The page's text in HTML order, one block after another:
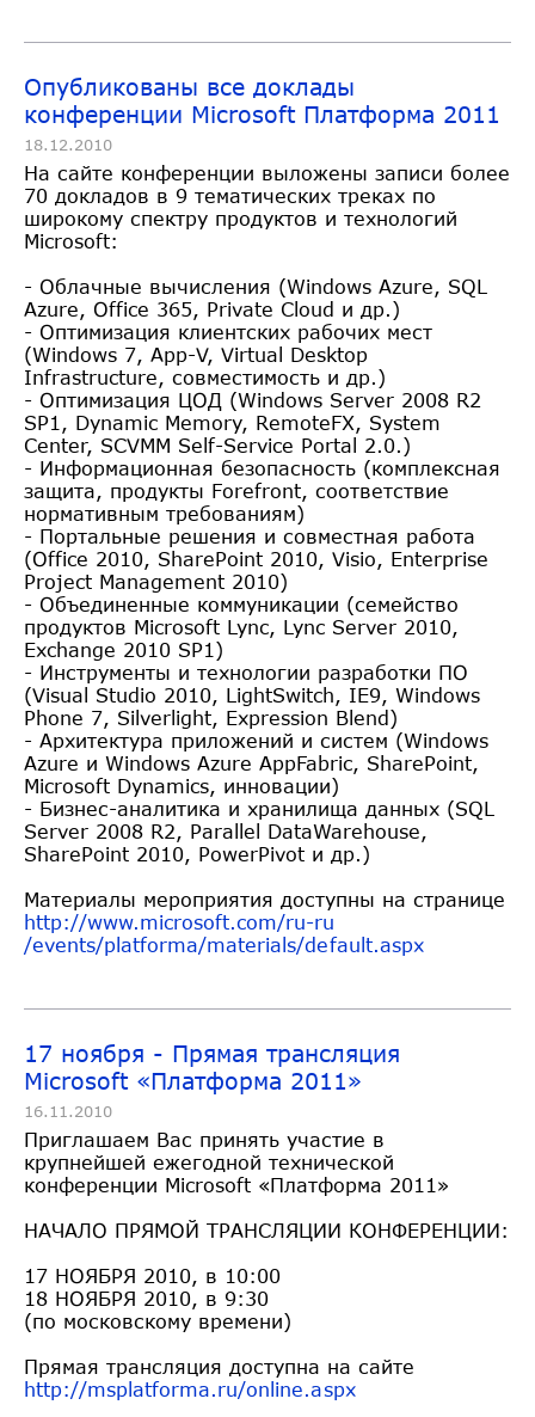
Опубликованы все доклады
конференции Microsoft Платформа 2011
18.12.2010
На сайте конференции выложены записи более
70 докладов в 9 тематических треках по
широкому спектру продуктов и технологий
Microsoft:
- Облачные вычисления (Windows Azure, SQL
Azure, Office 365, Private Cloud и др.)
- Оптимизация клиентских рабочих мест
(Windows 7, App-V, Virtual Desktop
Infrastructure, совместимость и др.)
- Оптимизация ЦОД (Windows Server 2008 R2
SP1, Dynamic Memory, RemoteFX, System
Center, SCVMM Self-Service Portal 2.0.)
- Информационная безопасность (комплексная
защита, продукты Forefrоnt, соответствие
нормативным требованиям)
- Портальные решения и совместная работа
(Office 2010, SharePoint 2010, Visio, Enterprise
Project Management 2010)
- Объединенные коммуникации (семейство
продуктов Microsoft Lync, Lync Server 2010,
Exchange 2010 SP1)
- Инструменты и технологии разработки ПО
(Visual Studio 2010, LightSwitch, IE9, Windows
Phone 7, Silverlight, Expression Blend)
- Архитектура приложений и систем (Windows
Azure и Windows Azure AppFabric, SharePoint,
Microsoft Dynamics, инновации)
- Бизнес-аналитика и хранилища данных (SQL
Server 2008 R2, Parallel DataWarehouse,
SharePoint 2010, PowerPivot и др.)
Материалы мероприятия доступны на странице
http://www.microsoft.com/ru-ru
/events/platforma/materials/default.aspx
17 ноября - Прямая трансляция
Microsoft «Платформа 2011»
16.11.2010
Приглашаем Вас принять участие в
крупнейшей ежегодной технической
конференции Microsoft «Платформа 2011»
НАЧАЛО ПРЯМОЙ ТРАНСЛЯЦИИ КОНФЕРЕНЦИИ:
17 НОЯБРЯ 2010, в 10:00
18 НОЯБРЯ 2010, в 9:30
(по московскому времени)
Прямая трансляция доступна на сайте
http://msplatforma.ru/online.aspx